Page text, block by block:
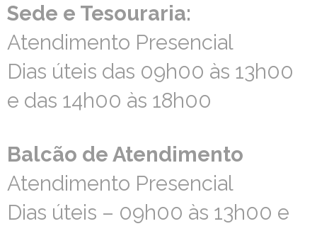
Sede e Tesouraria:
Atendimento Presencial
Dias úteis das 09h00 às 13h00
e das 14h00 às 18h00
Sede e Tesouraria:
Atendimento Presencial
Dias úteis das 09h00 às 13h00
e das 14h00 às 18h00
Balcão de Atendimento
Atendimento Presencial
Dias úteis – 09h00 às 13h00 e
Balcão de Atendimento
Atendimento Presencial
Dias úteis – 09h00 às 13h00 e